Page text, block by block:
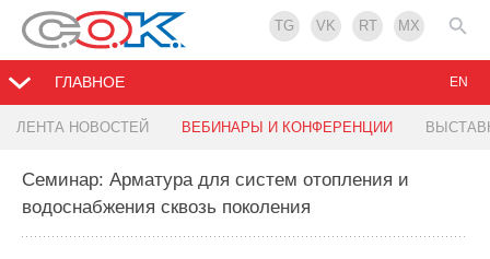
TG VK RT MX
ГЛАВНОЕ
ЛЕНТА НОВОСТЕЙ ВЕБИНАРЫ И КОНФЕРЕНЦИИ
EN
Семинар: Арматура для систем отопления и
водоснабжения сквозь поколения